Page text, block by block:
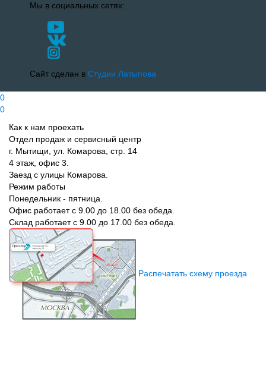
Мы в социальных сетях:
Сайт сделан в Студии Латыпова
0
0
Как к нам проехать
Отдел продаж и сервисный центр
г. Мытищи, ул. Комарова, стр. 14
4 этаж, офис 3.
Заезд с улицы Комарова.
Режим работы
Понедельник - пятница.
Офис работает с 9.00 до 18.00 без обеда.
Склад работает с 9.00 до 17.00 без обеда.
Распечатать схему проезда